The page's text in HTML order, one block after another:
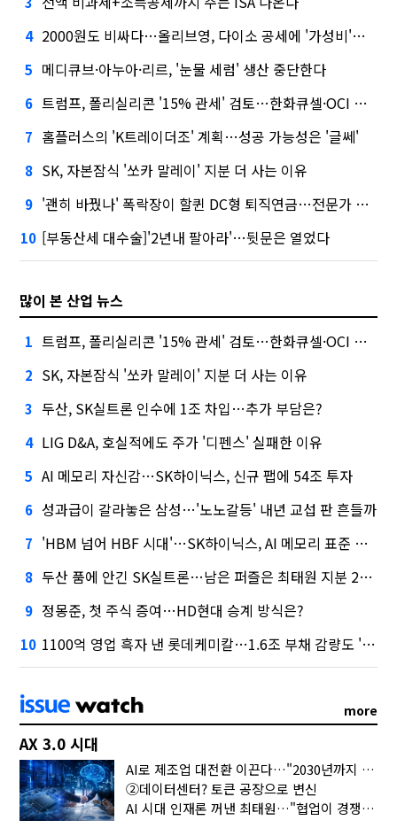
4 2000원도 비싸다…올리브영, 다이소 공세에 '가성비'로 맞불
5 메디큐브·아누아·리르, '눈물 세럼' 생산 중단한다
6 트럼프, 폴리실리콘 '15% 관세' 검토…한화큐셀·OCI 영향은?
7 홈플러스의 'K트레이더조' 계획…성공 가능성은 '글쎄'
8 SK, 자본잠식 '쏘카 말레이' 지분 더 사는 이유
9 '괜히 바꿨나' 폭락장이 할퀸 DC형 퇴직연금…전문가 조언은
10 [부동산세 대수술]'2년내 팔아라'…뒷문은 열었다
많이 본 산업 뉴스
1 트럼프, 폴리실리콘 '15% 관세' 검토…한화큐셀·OCI 영향은?
2 SK, 자본잠식 '쏘카 말레이' 지분 더 사는 이유
3 두산, SK실트론 인수에 1조 차입…추가 부담은?
4 LIG D&A, 호실적에도 주가 '디펜스' 실패한 이유
5 AI 메모리 자신감…SK하이닉스, 신규 팹에 54조 투자
6 성과급이 갈라놓은 삼성…'노노갈등' 내년 교섭 판 흔들까
7 'HBM 넘어 HBF 시대'…SK하이닉스, AI 메모리 표준 선점 나섰다
8 두산 품에 안긴 SK실트론…남은 퍼즐은 최태원 지분 29.4%
9 정몽준, 첫 주식 증여…HD현대 승계 방식은?
10 1100억 영업 흑자 낸 롯데케미칼…1.6조 부채 감량도 '속도'
more
AX 3.0 시대
AI로 제조업 대전환 이끈다…"2030년까지 민관합동 20조 투자"
②데이터센터? 토큰 공장으로 변신
AI 시대 인재론 꺼낸 최태원…"협업이 경쟁력"